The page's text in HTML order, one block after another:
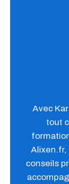
Avec
tout
Alixen.fr,
conseils